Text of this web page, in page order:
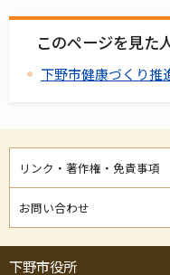
このページを見た
下野市健康づくり推
リンク・著作権・免責事項
お問い合わせ
下野市役所